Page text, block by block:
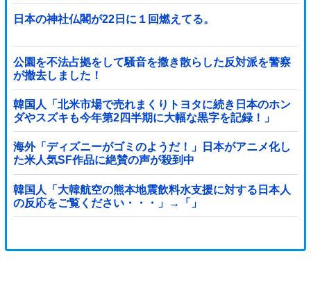
日本の神社仏閣が22日に１回燃えてる。
公園を不法占拠をして騒音を撒き散らした反対派を警察
が撤去しました！
韓国人「北米市場で売れまくりトヨタに続き日本のホン
ダやスズキも今年第2四半期に大幅な黒字を記録！」
→「あまりにも見事なV字回復‥」
海外「ディズニーがゴミのようだ！」日本がアニメ化し
た米人気SF作品に絶賛の声が殺到中
韓国人「大韓航空の熊本地震飲料水支援に対する日本人
の反応をご覧ください・・・」→「」